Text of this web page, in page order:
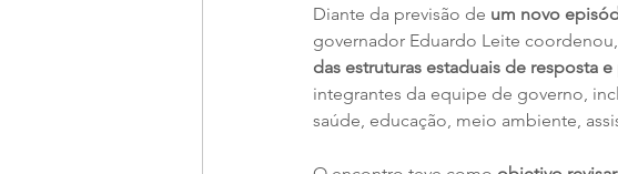
Diante da previsão de um novo
governador Eduardo Leite
das estruturas estaduais de resposta
integrantes da equipe de governo,
saúde, educação, meio ambiente,